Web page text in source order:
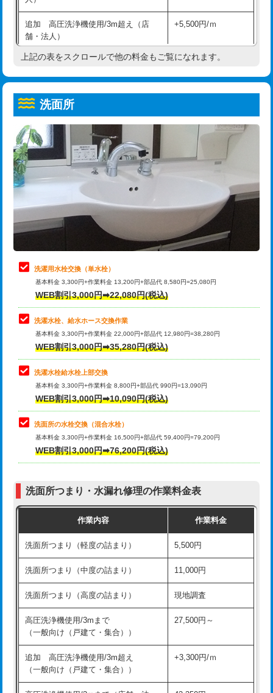
コンクリート斫り（厚さ10㎝超え）
モルタル補修（厚さ10㎝まで） 27,500円
モルタル補修（厚さ10㎝超え） 38,500円
洗面台設置 38,500円
追加人工
廃棄・処分 現場見積
※給水管工事は20mmまでの価格です。
給水管工事※（ホール加工)
給水管工事※（バンド止め) 3,300円
給水管工事※（支持金具設置) 5,500円
給水管工事※（保温材使用（バンド止
め込み）)
5,500円
給水管工事※（土の掘削・埋め戻し作
業)
11,000円
給水管工事※（塩ビ管（VP・HI）使
用/3ｍまで)
33,000円
給水管工事※（塩ビ管（VP・HI）使
用（追加）/3ｍ超え)
給水管工事※（ライニング鋼管・銅
管・ポリ管・HT管使用/3ｍまで)
44,000円
給水管工事※（ライニング鋼管・銅
管・ポリ管・HT管使用/3ｍ超え)
排水管工事（土の掘削・埋め戻し作
業）
排水管工事（排水管工事/3ｍまで） 55,000円
排水管工事（追加 排水管工事/3ｍ超
え）
マス交換（土の掘削・埋め戻し作業）
マス交換（深さ50㎝未満）
マス交換（深さ50㎝以上）
モルタル補修（厚さ10㎝まで） 27,500円
モルタル補修（厚さ10㎝超え） 38,500円
洗面台設置 38,500円
バスタブ設置 現場見積
追加人工 16,500円
廃棄・処分 現場見積
※給水管工事は20mmまでの価格です。
追加 高圧洗浄機使用/3m超え（店
舗・法人）
+5,500円/ｍ
高度高圧洗浄換 現地調査
トーラー機使用/3mまで
追加トーラー機使用/3m超え +3,300円
カメラ調査 33,000円
桝清掃
止水・漏水調査・防水処理・清掃・修
理・調整・分解・加工など（軽作業）
11,000円
止水・漏水調査・防水処理・清掃・修
理・調整・分解・加工など（中作業）
22,000円
止水・漏水調査・防水処理・清掃・修
理・調整・分解・加工など（重作業）
33,000円
キッチンタンク脱着
その他部品の脱着
交換・取付（タンク）
交換・取付(単水栓（壁付・デッキ
式）)
交換・取付(混合水栓（壁付・デッキ
式・ワンホール）)
16,500円+材料費
（P/S/ポップアップ））
交換・取付（その他部品） 11,000円+材料費
持込商品取付（単水栓） 13,200円
持込商品取付（混合水栓） 16,500円
持込商品取付（浄水器・分岐水栓） 16,500円
給水管工事※（ホール加工) 16,500円
給水管工事※（バンド止め)
給水管工事※（支持金具設置) 5,500円
給水管工事※（保温材使用（バンド止
5,500円
上記の表をスクロールで他の料金もご覧になれます。
洗面所
洗濯用水栓交換（単水栓）
基本料金 3,300円+作業料金 13,200円+部品代 8,580円=25,080円
WEB割引3,000円➡22,080円(税込)
洗濯水栓、給水ホース交換作業
基本料金 3,300円+作業料金 22,000円+部品代 12,980円=38,280円
WEB割引3,000円➡35,280円(税込)
洗濯水栓給水栓上部交換
基本料金 3,300円+作業料金 8,800円+部品代 990円=13,090円
WEB割引3,000円➡10,090円(税込)
洗面所の水栓交換（混合水栓）
基本料金 3,300円+作業料金 16,500円+部品代 59,400円=79,200円
WEB割引3,000円➡76,200円(税込)
洗面所つまり・水漏れ修理の作業料金表
作業内容 作業料金
洗面所つまり（軽度の詰まり） 5,500円
洗面所つまり（中度の詰まり） 11,000円
洗面所つまり（高度の詰まり） 現地調査
高圧洗浄機使用/3mまで
（一般向け（戸建て・集合））
27,500円～
追加 高圧洗浄機使用/3m超え
（一般向け（戸建て・集合））
+3,300円/ｍ